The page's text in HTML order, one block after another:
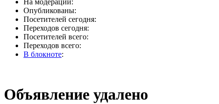
На модерации:
Опубликованы:
Посетителей сегодня:
Переходов сегодня:
Посетителей всего:
Переходов всего:
В блокноте:
Объявление удалено